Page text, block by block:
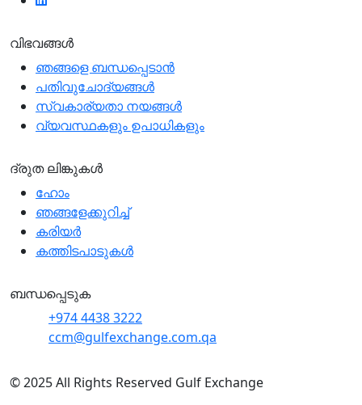
വിഭവങ്ങൾ
ഞങ്ങളെ ബന്ധപ്പെടാന്‍
പതിവുചോദ്യങ്ങൾ
സ്വകാര്യതാ നയങ്ങള്‍
വ്യവസ്ഥകളും ഉപാധികളും
ദ്രുത ലിങ്കുകൾ
ഹോം
ഞങ്ങളേക്കുറിച്ച്
കരിയർ
കത്തിടപാടുകൾ
ബന്ധപ്പെടുക
+974 4438 3222
ccm@gulfexchange.com.qa
© 2025 All Rights Reserved Gulf Exchange